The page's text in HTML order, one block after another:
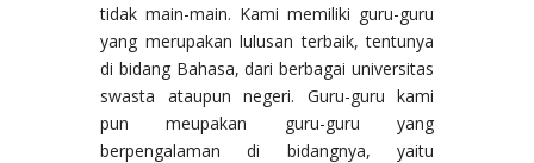
tidak main-main. Kami memiliki guru-guru
yang merupakan lulusan terbaik, tentunya
di bidang Bahasa, dari berbagai universitas
swasta ataupun negeri. Guru-guru kami
pun meupakan guru-guru yang
berpengalaman di bidangnya, yaitu